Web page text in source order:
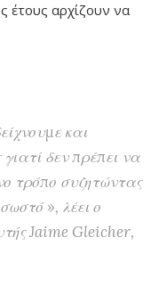
έτους αρχίζουν να
και
δεν πρέπει να
τρόπο συζητώντας
», λέει ο
Jaime Gleicher,